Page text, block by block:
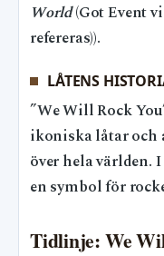
World(Got Event
refereras)).
LÅTENS
”We Will Rock
ikoniska låtar och
över hela världen.
en symbol för
Tidlinje: We